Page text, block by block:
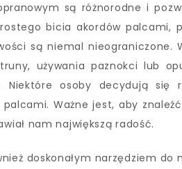
są różnorodne i
bicia akordów palcami,
są niemal nieograniczone.
używania paznokci lub
Niektóre osoby decydują się
Ważne jest, aby
nam największą radość.
doskonałym narzędziem